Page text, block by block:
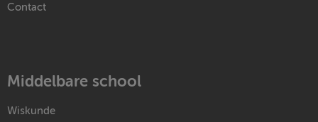
Contact
Middelbare school
Wiskunde